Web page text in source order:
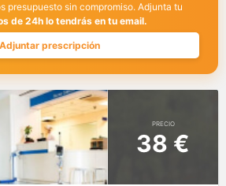
presupuesto sin compromiso. Adjunta tu
de 24h lo tendrás en tu email.
Adjuntar prescripción
PRECIO
38 €